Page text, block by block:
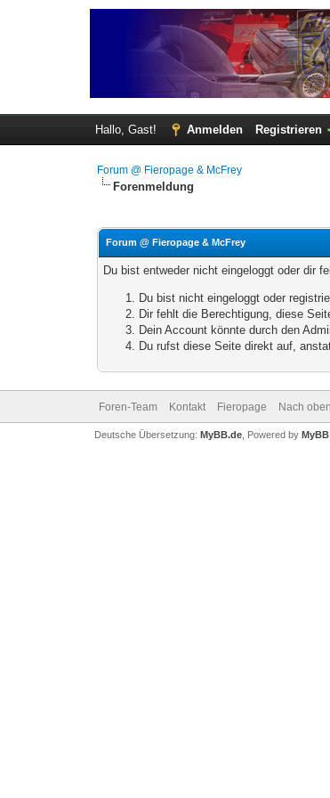
Hallo, Gast! Anmelden Registrieren
Forum @ Fieropage & McFrey
Forenmeldung
Forum @ Fieropage & McFrey
Du bist entweder nicht eingeloggt oder dir
Du bist nicht eingeloggt oder
Dir fehlt die Berechtigung, diese
Dein Account könnte durch den
Du rufst diese Seite direkt auf,
Foren-Team Kontakt Fieropage Nach oben
Deutsche Übersetzung: MyBB.de, Powered by MyBB